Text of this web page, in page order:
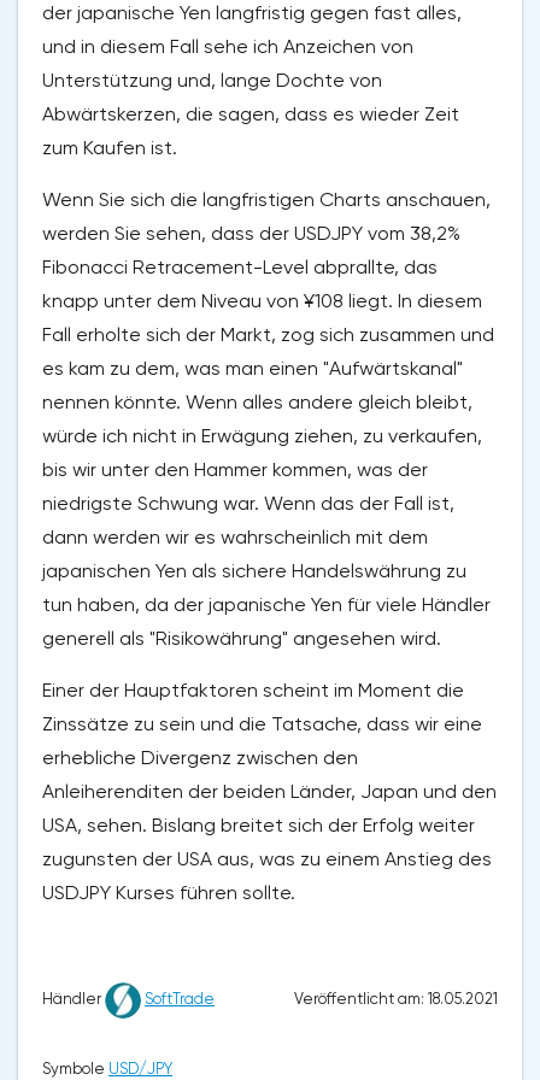
der japanische Yen langfristig gegen fast alles,
und in diesem Fall sehe ich Anzeichen von
Unterstützung und, lange Dochte von
Abwärtskerzen, die sagen, dass es wieder Zeit
zum Kaufen ist.
Wenn Sie sich die langfristigen Charts anschauen,
werden Sie sehen, dass der USDJPY vom 38,2%
Fibonacci Retracement-Level abprallte, das
knapp unter dem Niveau von ¥108 liegt. In diesem
Fall erholte sich der Markt, zog sich zusammen und
es kam zu dem, was man einen "Aufwärtskanal"
nennen könnte. Wenn alles andere gleich bleibt,
würde ich nicht in Erwägung ziehen, zu verkaufen,
bis wir unter den Hammer kommen, was der
niedrigste Schwung war. Wenn das der Fall ist,
dann werden wir es wahrscheinlich mit dem
japanischen Yen als sichere Handelswährung zu
tun haben, da der japanische Yen für viele Händler
generell als "Risikowährung" angesehen wird.
Einer der Hauptfaktoren scheint im Moment die
Zinssätze zu sein und die Tatsache, dass wir eine
erhebliche Divergenz zwischen den
Anleiherenditen der beiden Länder, Japan und den
USA, sehen. Bislang breitet sich der Erfolg weiter
zugunsten der USA aus, was zu einem Anstieg des
USDJPY Kurses führen sollte.
Händler SoftTrade Veröffentlicht am: 18.05.2021
Symbole USD/JPY